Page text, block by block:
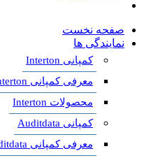
صفحه نخست
نمایندگی ها
کمپانی Interton
معرفی کمپانی Interton
محصولات Interton
کمپانی Auditdata
معرفی کمپانی Auditdata